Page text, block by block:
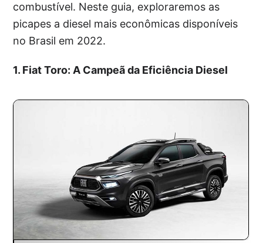
combustível. Neste guia, exploraremos as
picapes a diesel mais econômicas disponíveis
no Brasil em 2022.
1. Fiat Toro: A Campeã da Eficiência Diesel